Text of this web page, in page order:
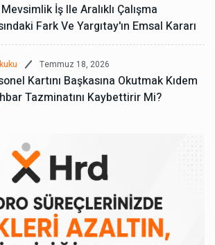
Mevsimlik İş Ile Aralıklı Çalışma
Fark Ve Yargıtay'ın Emsal Kararı
Temmuz 18, 2026
Kartını Başkasına Okutmak Kıdem
Tazminatını Kaybettirir Mi?